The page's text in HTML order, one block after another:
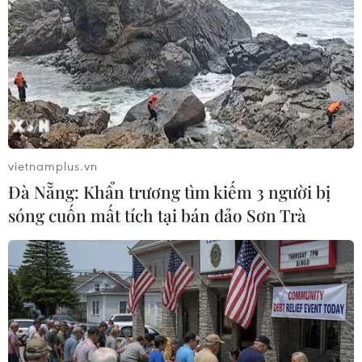
(TTXVN/Vietnam+)
# Hiệp hội xúc tiến phát triển Điện ảnh Việt Nam
vietnamplus.vn
Đà Nẵng: Khẩn trương tìm kiếm 3 người bị
sóng cuốn mất tích tại bán đảo Sơn Trà